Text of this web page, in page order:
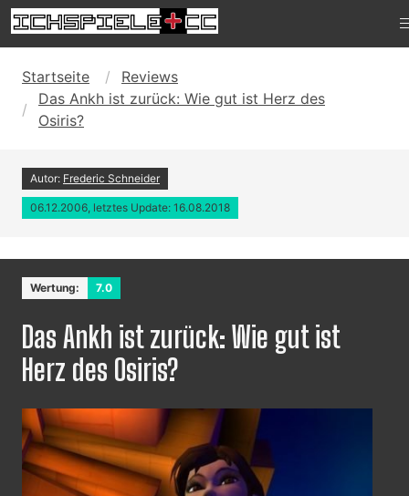
Startseite
Reviews
Das Ankh ist zurück: Wie gut ist Herz des
Osiris?
Autor: Frederic Schneider
06.12.2006, letztes Update: 16.08.2018
Wertung: 7.0
Das Ankh ist zurück: Wie gut ist
Herz des Osiris?